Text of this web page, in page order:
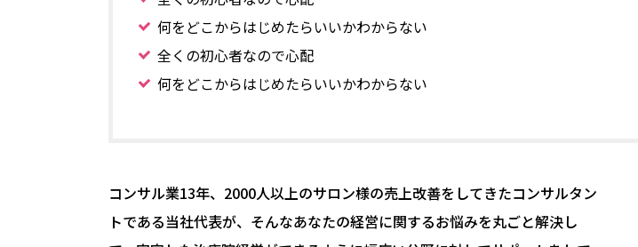
何をどこからはじめたらいいかわからない
全くの初心者なので心配
何をどこからはじめたらいいかわからない
コンサル業13年、2000人以上のサロン様の売上改善をしてきたコンサルタン
トである当社代表が、そんなあなたの経営に関するお悩みを丸ごと解決し